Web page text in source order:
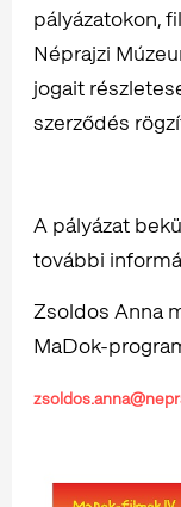
pályázatokon,
Néprajzi
jogait
szerződés
A pályázat
további
Zsoldos Anna
MaDok-